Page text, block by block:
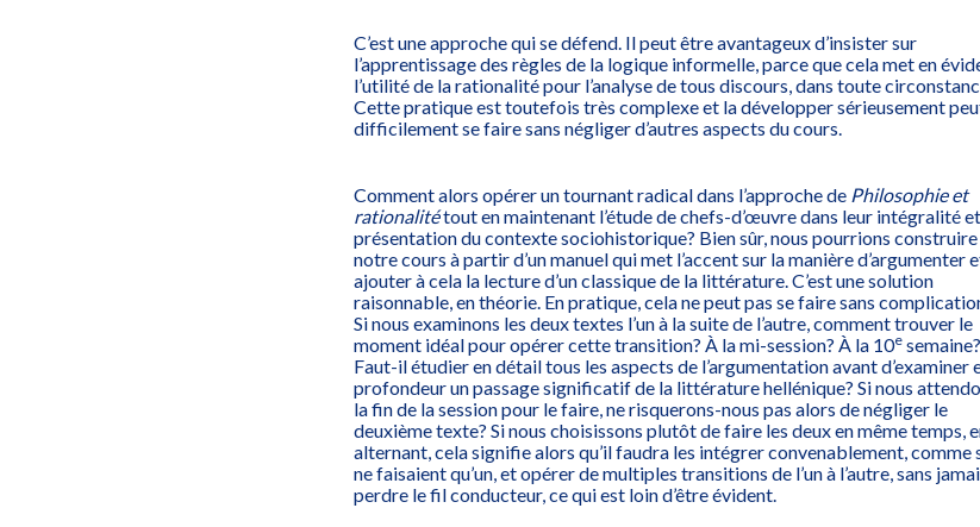
C’est une approche qui se défend. Il peut être avantageux d’insister sur
l’apprentissage des règles de la logique informelle, parce que cela met en
l’utilité de la rationalité pour l’analyse de tous discours, dans toute
Cette pratique est toutefois très complexe et la développer sérieusement
difficilement se faire sans négliger d’autres aspects du cours.
Comment alors opérer un tournant radical dans l’approche de Philosophie et
rationalitétout en maintenant l’étude de chefs-d’œuvre dans leur intégralité
présentation du contexte sociohistorique? Bien sûr, nous pourrions construire
notre cours à partir d’un manuel qui met l’accent sur la manière d’argumenter
ajouter à cela la lecture d’un classique de la littérature. C’est une solution
raisonnable, en théorie. En pratique, cela ne peut pas se faire sans
Si nous examinons les deux textes l’un à la suite de l’autre, comment trouver le
moment idéal pour opérer cette transition? À la mi-session? À la 10e semaine?
Faut-il étudier en détail tous les aspects de l’argumentation avant d’examiner
profondeur un passage significatif de la littérature hellénique? Si nous
la fin de la session pour le faire, ne risquerons-nous pas alors de négliger le
deuxième texte? Si nous choisissons plutôt de faire les deux en même temps,
alternant, cela signifie alors qu’il faudra les intégrer convenablement, comme
ne faisaient qu’un, et opérer de multiples transitions de l’un à l’autre, sans
perdre le fil conducteur, ce qui est loin d’être évident.